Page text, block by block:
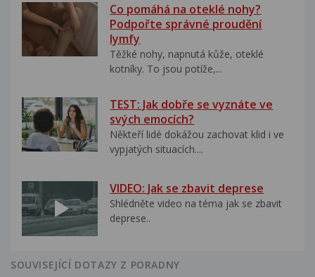
Co pomáhá na oteklé nohy?
Podpořte správné proudění
lymfy
Těžké nohy, napnutá kůže, oteklé
kotníky. To jsou potíže,...
TEST: Jak dobře se vyznáte ve
svých emocích?
Někteří lidé dokážou zachovat klid i ve
vypjatých situacích....
VIDEO: Jak se zbavit deprese
Shlédněte video na téma jak se zbavit
deprese..
SOUVISEJÍCÍ DOTAZY Z PORADNY